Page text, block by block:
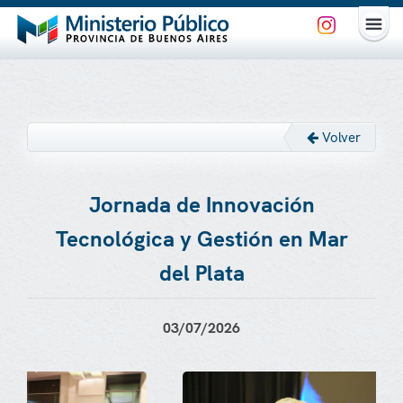
Volver
Jornada de Innovación
Tecnológica y Gestión en Mar
del Plata
03/07/2026